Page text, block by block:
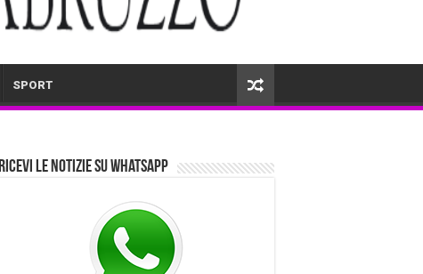
SPORT
Ricevi le notizie su Whatsapp